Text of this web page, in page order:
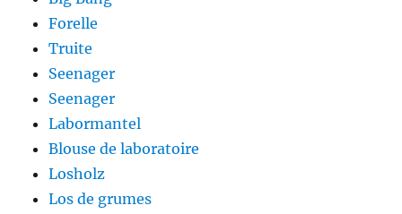
Forelle
Truite
Seenager
Seenager
Labormantel
Blouse de laboratoire
Losholz
Los de grumes